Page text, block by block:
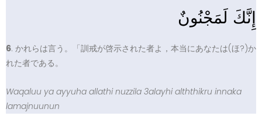
إِنَّكَ لَمَجْنُونٌ
6. かれらは言う。「訓戒が啓示された者よ，本当にあなたは(ほ?)か
れた者である。
Waqaluu ya ayyuha allathi nuzzila 3alayhi alththikru innaka
lamajnuunun